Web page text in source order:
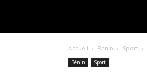
Accueil Bénin Sport
Bénin Sport